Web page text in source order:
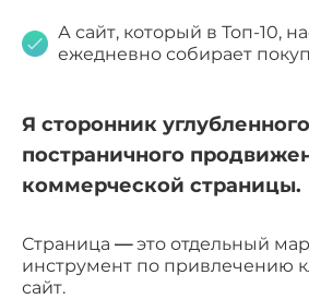
А сайт, который в Топ-10,
ежедневно собирает
Я сторонник углубленного
постраничного
коммерческой страницы.
Страница —это отдельный
инструмент по привлечению
сайт.